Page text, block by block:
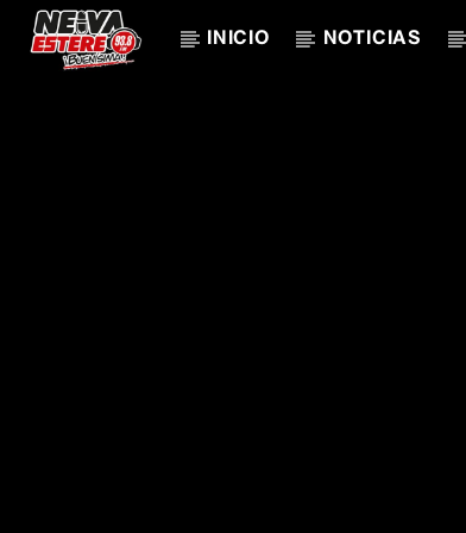
INICIO NOTICIAS